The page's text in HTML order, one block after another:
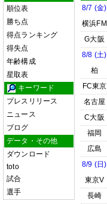
順位表
勝ち点
得点ランキング
得失点
年齢構成
星取表
キーワード
プレスリリース
ニュース
ブログ
データ・その他
ダウンロード
toto
試合
選手
8/7 (金)
横浜FM
G大阪
8/8 (土)
柏
FC東京
名古屋
C大阪
福岡
広島
8/9 (日)
東京V
長崎